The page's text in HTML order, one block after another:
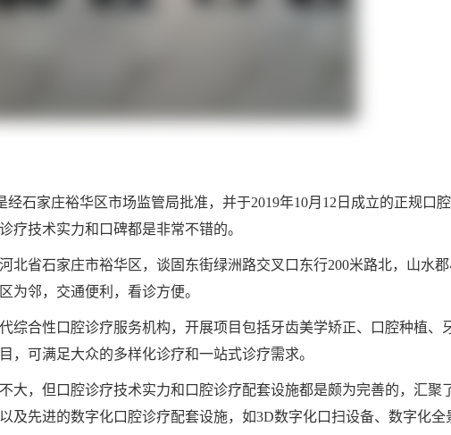
石家庄裕华区市场监管局批准，并于2019年10月12日成立的正规口
疗技术实力和口碑都是非常不错的。
北省石家庄市裕华区，谈固东街绿洲路交叉口东行200米路北，山水
为邻，交通便利，看诊方便。
综合性口腔诊疗服务机构，开展项目包括牙齿美学矫正、口腔种植、
，可满足大众的多样化诊疗和一站式诊疗需求。
大，但口腔诊疗技术实力和口腔诊疗配套设施都是颇为完善的，汇聚
及先进的数字化口腔诊疗配套设施，如3D数字化口扫设备、数字化全